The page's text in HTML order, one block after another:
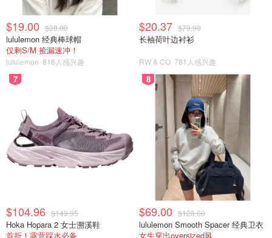
$19.00 $38.00
lululemon 经典棒球帽
仅剩S/M 捡漏速冲！
lululemon 818人感兴趣
$20.37 $79.90
长袖荷叶边衬衫
RW & CO 781人感兴趣
7
$104.96 $149.95
Hoka Hopara 2 女士溯溪鞋
首折！露营踩水必备
8
$69.00 $128.00
lululemon Smooth Spacer 经典卫衣
女生穿出oversized风